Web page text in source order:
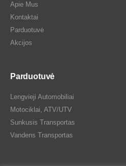
Apie Mus
Kontaktai
Parduotuvė
Akcijos
Parduotuvė
Lengvieji Automobiliai
Motociklai, ATV/UTV
Sunkusis Transportas
Vandens Transportas